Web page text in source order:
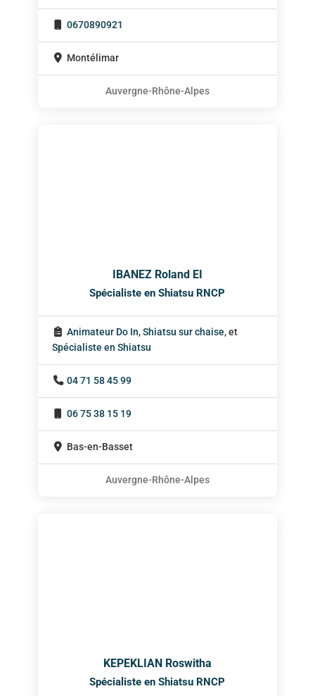
0670890921
Montélimar
Auvergne-Rhône-Alpes
IBANEZ Roland EI
Spécialiste en Shiatsu RNCP
Animateur Do In,Shiatsu sur chaise, et
Spécialiste en Shiatsu
04 71 58 45 99
06 75 38 15 19
Bas-en-Basset
Auvergne-Rhône-Alpes
KEPEKLIAN Roswitha
Spécialiste en Shiatsu RNCP